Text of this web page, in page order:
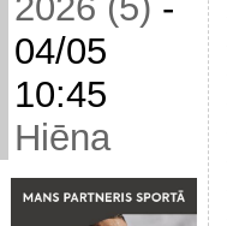
04/05
10:45
Hiēna